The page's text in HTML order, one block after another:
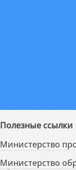
Полезные ссылки
Министерство
Министерство